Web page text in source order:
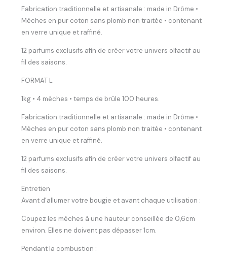
Fabrication traditionnelle et artisanale : made in Drôme •
Mèches en pur coton sans plomb non traitée • contenant
en verre unique et raffiné.
12 parfums exclusifs afin de créer votre univers olfactif au
fil des saisons.
FORMAT L
1kg • 4 mèches • temps de brûle 100 heures.
Fabrication traditionnelle et artisanale : made in Drôme •
Mèches en pur coton sans plomb non traitée • contenant
en verre unique et raffiné.
12 parfums exclusifs afin de créer votre univers olfactif au
fil des saisons.
Entretien
Avant d’allumer votre bougie et avant chaque utilisation :
Coupez les mèches à une hauteur conseillée de 0,6cm
environ. Elles ne doivent pas dépasser 1cm.
Pendant la combustion :